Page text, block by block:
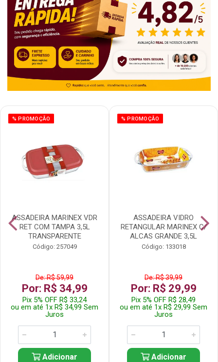
% PROMOÇÃO
ASSADEIRA MARINEX VDR
RET COM TAMPA 3,5L
TRANSPARENTE
Código: 257049
De: R$ 59,99
Por: R$ 34,99
Pix 5% OFF R$ 33,24
ou em até 1x R$ 34,99 Sem
Juros
Adicionar
% PROMOÇÃO
ASSADEIRA VIDRO
RETANGULAR MARINEX C/
ALCAS GRANDE 3,5L
Código: 133018
De: R$ 39,99
Por: R$ 29,99
Pix 5% OFF R$ 28,49
ou em até 1x R$ 29,99 Sem
Juros
Adicionar